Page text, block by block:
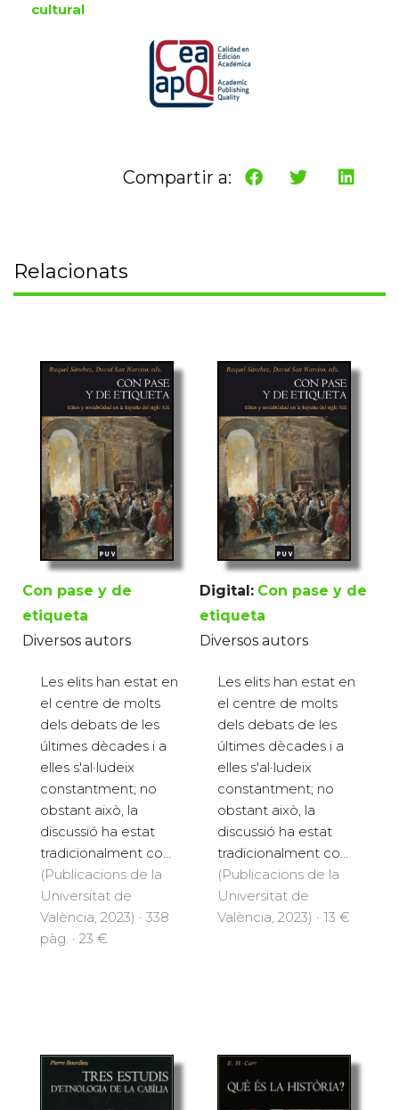
cultural
Compartir a:
Relacionats
Con pase y de
etiqueta
Diversos autors
Les elits han estat en
el centre de molts
dels debats de les
últimes dècades i a
elles s'al·ludeix
constantment; no
obstant això, la
discussió ha estat
tradicionalment co...
(Publicacions de la
Universitat de
València, 2023) · 338
pàg. · 23 €
Digital: Con pase y de
etiqueta
Diversos autors
Les elits han estat en
el centre de molts
dels debats de les
últimes dècades i a
elles s'al·ludeix
constantment; no
obstant això, la
discussió ha estat
tradicionalment co...
(Publicacions de la
Universitat de
València, 2023) · 13 €